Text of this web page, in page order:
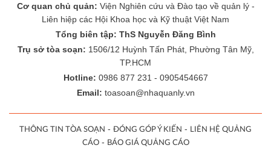
Cơ quan chủ quản: Viện Nghiên cứu và Đào tạo về quản lý -
Liên hiệp các Hội Khoa học và Kỹ thuật Việt Nam
Tổng biên tập: ThS Nguyễn Đăng Bình
Trụ sở tòa soạn: 1506/12 Huỳnh Tấn Phát, Phường Tân Mỹ,
TP.HCM
Hotline: 0986 877 231 - 0905454667
Email: toasoan@nhaquanly.vn
THÔNG TIN TÒA SOẠN - ĐÓNG GÓP Ý KIẾN - LIÊN HỆ QUẢNG
CÁO- BÁO GIÁ QUẢNG CÁO